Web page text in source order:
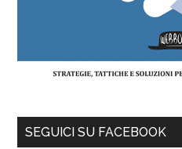
SEGUICI SU FACEBOOK